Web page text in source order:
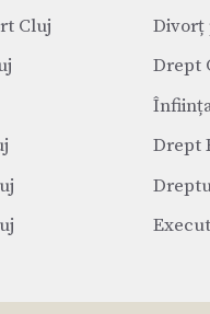
Cluj
Divorț
Drept
Drept